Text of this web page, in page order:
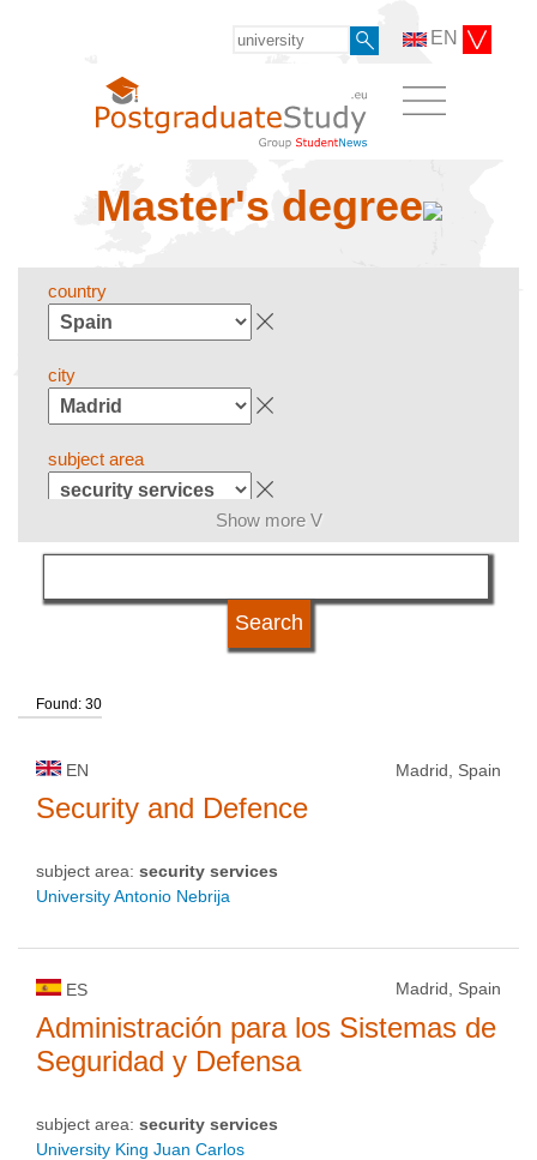
EN
Master's degree
country
city
subject area
language
university status
Show more V
Found: 30
EN Madrid, Spain
Security and Defence
subject area: security services
University Antonio Nebrija
ES Madrid, Spain
Administración para los Sistemas de
Seguridad y Defensa
subject area: security services
University King Juan Carlos